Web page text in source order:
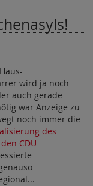
wird ja noch
auch gerade
war Anzeige zu
noch immer die
des
CDU